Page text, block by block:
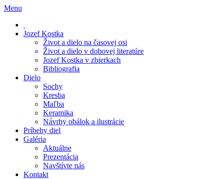
Menu
Jozef Kostka
Život a dielo na časovej osi
Život a dielo v dobovej literatúre
Jozef Kostka v zbierkach
Bibliografia
Dielo
Sochy
Kresba
Maľba
Keramika
Návrhy obálok a ilustrácie
Príbehy diel
Galéria
Aktuálne
Prezentácia
Navštívte nás
Kontakt